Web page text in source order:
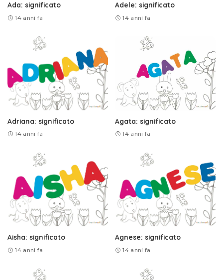
Ada: significato
14 anni fa
Adele: significato
14 anni fa
Adriana: significato
14 anni fa
Agata: significato
14 anni fa
Aisha: significato
14 anni fa
Agnese: significato
14 anni fa